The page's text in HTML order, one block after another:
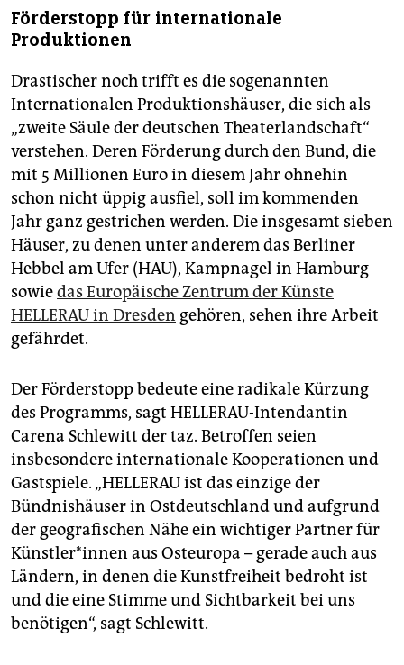
Förderstopp für internationale
Produktionen
Drastischer noch trifft es die sogenannten
Internationalen Produktionshäuser, die sich als
„zweite Säule der deutschen Theaterlandschaft“
verstehen. Deren Förderung durch den Bund, die
mit 5 Millionen Euro in diesem Jahr ohnehin
schon nicht üppig ausfiel, soll im kommenden
Jahr ganz gestrichen werden. Die insgesamt sieben
Häuser, zu denen unter anderem das Berliner
Hebbel am Ufer (HAU), Kampnagel in Hamburg
sowiedas Europäische Zen­trum der Künste
HELLERAU in Dresden gehören, sehen ihre Arbeit
gefährdet.
Der Förderstopp bedeute eine radikale Kürzung
des Programms, sagt HELLERAU-Intendantin
Carena Schlewitt der taz. Betroffen seien
insbesondere internationale Kooperationen und
Gastspiele. „HELLERAU ist das einzige der
Bündnishäuser in Ostdeutschland und aufgrund
der geografischen Nähe ein wichtiger Partner für
Künst­le­r*in­nen aus Osteuropa – gerade auch aus
Ländern, in denen die Kunstfreiheit bedroht ist
und die eine Stimme und Sichtbarkeit bei uns
benötigen“, sagt Schlewitt.